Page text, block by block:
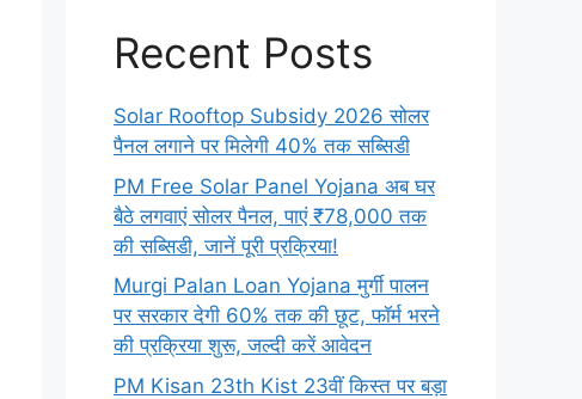
Recent Posts
Solar Rooftop Subsidy 2026 सोलर
पैनल लगाने पर मिलेगी 40% तक सब्सिडी
PM Free Solar Panel Yojana अब घर
बैठे लगवाएं सोलर पैनल, पाएं ₹78,000 तक
की सब्सिडी, जानें पूरी प्रक्रिया!
Murgi Palan Loan Yojana मुर्गी पालन
पर सरकार देगी 60% तक की छूट, फॉर्म भरने
की प्रक्रिया शुरू, जल्दी करें आवेदन
PM Kisan 23th Kist 23वीं किस्त पर बड़ा